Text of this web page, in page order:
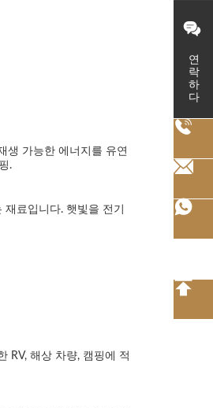
연락하다
생 가능한 에너지를 유연
.
료입니다. 햇빛을 전기
RV, 해상 차량, 캠핑에 적